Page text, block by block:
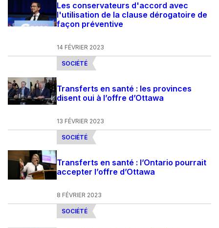
Les conservateurs d'accord avec
l'utilisation de la clause dérogatoire de
façon préventive
14 FÉVRIER 2023
SOCIÉTÉ
Transferts en santé : les provinces
disent oui à l’offre d’Ottawa
13 FÉVRIER 2023
SOCIÉTÉ
Transferts en santé : l’Ontario pourrait
accepter l’offre d’Ottawa
8 FÉVRIER 2023
SOCIÉTÉ